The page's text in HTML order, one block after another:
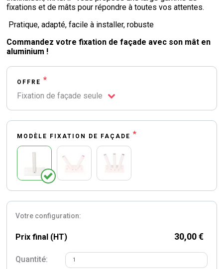
fixations et de mâts pour répondre à toutes vos attentes.
Pratique, adapté, facile à installer, robuste
Commandez votre fixation de façade avec son mât en
aluminium !
OFFRE *
Fixation de façade seule
MODÈLE FIXATION DE FAÇADE *
Votre configuration:
Prix final (HT) 30,00 €
Quantité: